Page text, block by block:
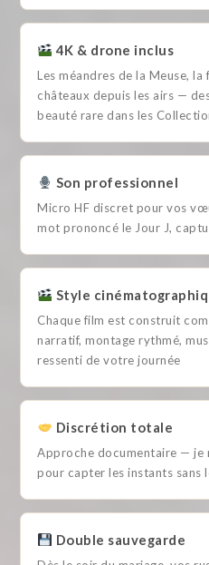
4K & drone inclus
Les méandres de la Meuse,
châteaux depuis les airs —
beauté rare dans les
Son professionnel
Micro HF discret pour vos
mot prononcé le Jour J,
Style
Chaque film est construit
narratif, montage rythmé,
ressenti de votre journée
Discrétion totale
Approche documentaire — je
pour capter les instants sans
Double sauvegarde